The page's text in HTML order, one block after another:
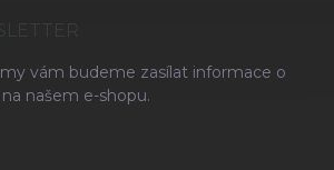
vám budeme zasílat informace o
našem e-shopu.